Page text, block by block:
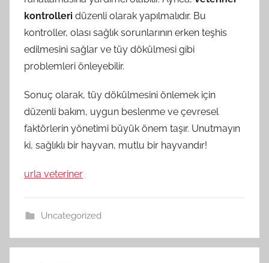
kontrolleri düzenli olarak yapılmalıdır. Bu
kontroller, olası sağlık sorunlarının erken teşhis
edilmesini sağlar ve tüy dökülmesi gibi
problemleri önleyebilir.
Sonuç olarak, tüy dökülmesini önlemek için
düzenli bakım, uygun beslenme ve çevresel
faktörlerin yönetimi büyük önem taşır. Unutmayın
ki, sağlıklı bir hayvan, mutlu bir hayvandır!
urla veteriner
Uncategorized